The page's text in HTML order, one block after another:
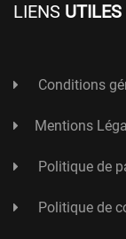
LIENS UTILES
Conditions
Mentions
Politique de
Politique de